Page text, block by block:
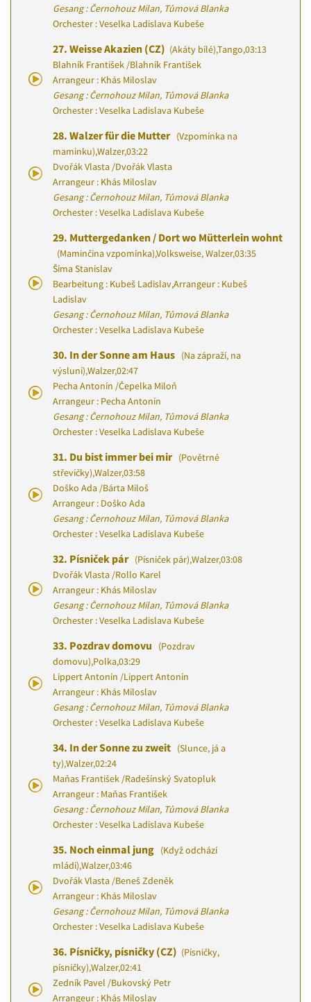
Gesang : Černohouz Milan, Tůmová Blanka
Orchester : Veselka Ladislava Kubeše
27. Weisse Akazien (CZ) (Akáty bílé),Tango,03:13
Blahník František /Blahník František
Arrangeur : Khás Miloslav
Gesang : Černohouz Milan, Tůmová Blanka
Orchester : Veselka Ladislava Kubeše
28. Walzer für die Mutter (Vzpomínka na
maminku),Walzer,03:22
Dvořák Vlasta /Dvořák Vlasta
Arrangeur : Khás Miloslav
Gesang : Černohouz Milan, Tůmová Blanka
Orchester : Veselka Ladislava Kubeše
29. Muttergedanken / Dort wo Mütterlein wohnt
(Maminčina vzpomínka),Volksweise, Walzer,03:35
Šíma Stanislav
Bearbeitung : Kubeš Ladislav,Arrangeur : Kubeš
Ladislav
Gesang : Černohouz Milan, Tůmová Blanka
Orchester : Veselka Ladislava Kubeše
30. In der Sonne am Haus (Na zápraží, na
výsluní),Walzer,02:47
Pecha Antonín /Čepelka Miloň
Arrangeur : Pecha Antonín
Gesang : Černohouz Milan, Tůmová Blanka
Orchester : Veselka Ladislava Kubeše
31. Du bist immer bei mir (Povětrné
střevíčky),Walzer,03:58
Doško Ada /Bárta Miloš
Arrangeur : Doško Ada
Gesang : Černohouz Milan, Tůmová Blanka
Orchester : Veselka Ladislava Kubeše
32. Písniček pár (Písniček pár),Walzer,03:08
Dvořák Vlasta /Rollo Karel
Arrangeur : Khás Miloslav
Gesang : Černohouz Milan, Tůmová Blanka
Orchester : Veselka Ladislava Kubeše
33. Pozdrav domovu
(Pozdrav
domovu),Polka,03:29
Lippert Antonín /Lippert Antonín
Arrangeur : Khás Miloslav
Gesang : Černohouz Milan, Tůmová Blanka
Orchester : Veselka Ladislava Kubeše
34. In der Sonne zu zweit (Slunce, já a
ty),Walzer,02:24
Maňas František /Radešínský Svatopluk
Arrangeur : Maňas František
Gesang : Černohouz Milan, Tůmová Blanka
Orchester : Veselka Ladislava Kubeše
35. Noch einmal jung (Když odchází
mládí),Walzer,03:46
Dvořák Vlasta /Beneš Zdeněk
Arrangeur : Khás Miloslav
Gesang : Černohouz Milan, Tůmová Blanka
Orchester : Veselka Ladislava Kubeše
36. Písničky, písničky (CZ) (Písničky,
písničky),Walzer,02:41
Zedník Pavel /Bukovský Petr
Arrangeur : Khás Miloslav